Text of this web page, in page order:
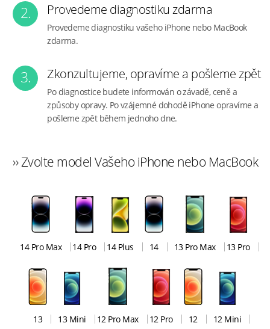
2. Provedeme diagnostiku zdarma
Provedeme diagnostiku vašeho iPhone nebo MacBook
zdarma.
3. Zkonzultujeme, opravíme a pošleme zpět
Po diagnostice budete informován o závadě, ceně a
způsoby opravy. Po vzájemné dohodě iPhone opravíme a
pošleme zpět během jednoho dne.
›› Zvolte model Vašeho iPhone nebo MacBook
14 Pro Max 14 Pro 14 Plus 14 13 Pro Max 13 Pro
13 13 Mini 12 Pro Max 12 Pro 12 12 Mini